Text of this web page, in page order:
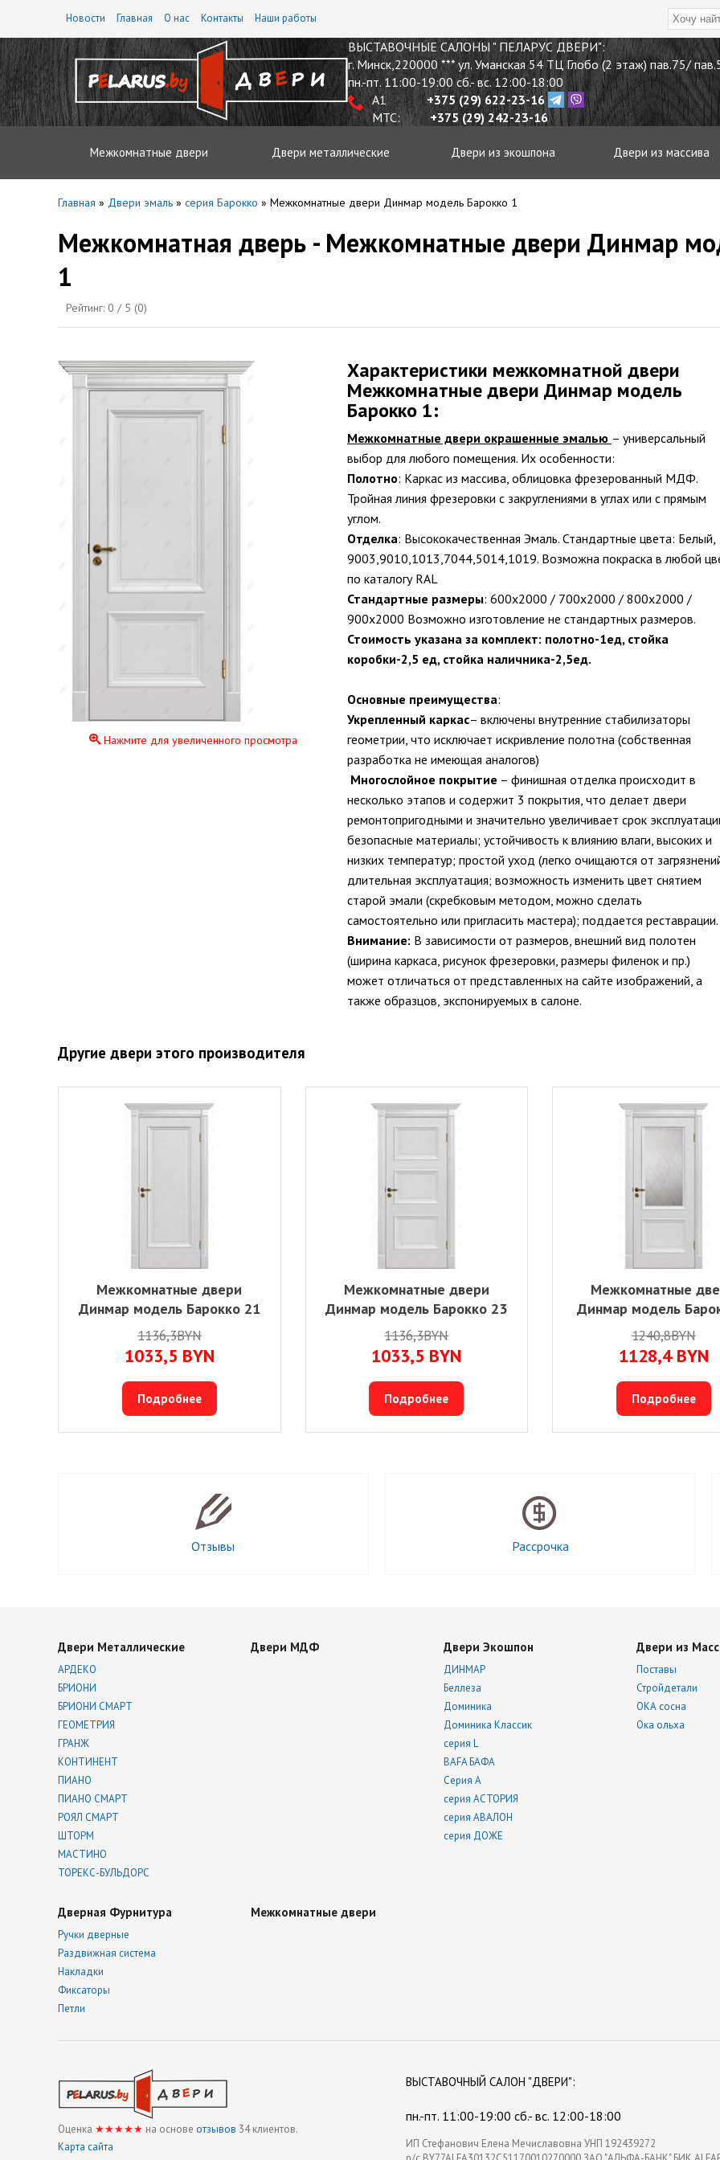
Новости Главная О нас Контакты Наши работы
ВЫСТАВОЧНЫЕСАЛОНЫ " ПЕЛАРУС ДВЕРИ":
г. Минск,220000 *** ул. Уманская 54 ТЦ Глобо (2 этаж) пав.75/
пн.-пт. 11:00-19:00 сб.- вс. 12:00-18:00
A1
+375 (29) 622-23-16
МТС:
+375 (29) 242-23-16
Межкомнатные двери Двери металлические Двери из экошпона Двери из массива
Главная » Двери эмаль » серия Барокко » Межкомнатные двери Динмар модель Барокко 1
Межкомнатная дверь - Межкомнатные двери Динмар
1
Рейтинг: 0 / 5 (0)
Нажмите для увеличенного просмотра
Xарактеристики межкомнатной двери
Межкомнатные двери Динмар модель
Барокко 1:
Межкомнатные двери окрашенные эмалью – универсальный
выбор для любого помещения. Их особенности:
Полотно: Каркас из массива, облицовка фрезерованный МДФ.
Тройная линия фрезеровки с закруглениями в углах или с прямым
углом.
Отделка: Высококачественная Эмаль. Стандартные цвета: Белый,
9003,9010,1013,7044,5014,1019. Возможна покраска в любой
по каталогу RAL
Стандартные размеры: 600х2000 / 700х2000 / 800х2000 /
900х2000 Возможно изготовление не стандартных размеров.
Стоимость указана за комплект: полотно-1ед, стойка
коробки-2,5 ед, стойка наличника-2,5ед.
Основные преимущества:
Укрепленный каркас– включены внутренние стабилизаторы
геометрии, что исключает искривление полотна (собственная
разработка не имеющая аналогов)
Многослойное покрытие – финишная отделка происходит в
несколько этапов и содержит 3 покрытия, что делает двери
ремонтопригодными и значительно увеличивает срок
безопасные материалы; устойчивость к влиянию влаги, высоких и
низких температур; простой уход (легко очищаются от
длительная эксплуатация; возможность изменить цвет снятием
старой эмали (скребковым методом, можно сделать
самостоятельно или пригласить мастера); поддается реставрации.
Внимание: В зависимости от размеров, внешний вид полотен
(ширина каркаса, рисунок фрезеровки, размеры филенок и пр.)
может отличаться от представленных на сайте изображений, а
также образцов, экспонируемых в салоне.
Другие двери этого производителя
Межкомнатные двери
Динмар модель Барокко 21
1136,3BYN
1033,5 BYN
Подробнее
Межкомнатные двери
Динмар модель Барокко 23
1136,3BYN
1033,5 BYN
Подробнее
Межкомнатные
Динмар модель
1240,8BYN
1128,4 BYN
Подробнее
Отзывы Рассрочка
Двери Металлические
АРДЕКО
БРИОНИ
БРИОНИ СМАРТ
ГЕОМЕТРИЯ
ГРАНЖ
КОНТИНЕНТ
ПИАНО
ПИАНО СМАРТ
РОЯЛ СМАРТ
ШТОРМ
МАСТИНО
ТОРЕКС-БУЛЬДОРС
Двери МДФ Двери Экошпон
ДИНМАР
Беллеза
Доминика
Доминика Классик
серия L
BAFA БАФА
Серия А
серия АСТОРИЯ
серия АВАЛОН
серия ДОЖЕ
Двери из
Поставы
Стройдетали
ОКА сосна
Ока ольха
Дверная Фурнитура
Ручки дверные
Раздвижная система
Накладки
Фиксаторы
Петли
Межкомнатные двери
Оценка ★★★★★ на основе отзывов 34клиентов.
Карта сайта
ВЫСТАВОЧНЫЙ САЛОН "ДВЕРИ":
пн.-пт. 11:00-19:00 сб.- вс. 12:00-18:00
ИП Стефанович Елена Мечиславовна УНП 192439272